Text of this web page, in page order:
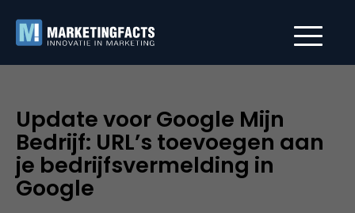
Update voor Google Mijn
Bedrijf: URL’s toevoegen aan
je bedrijfsvermelding in
Google